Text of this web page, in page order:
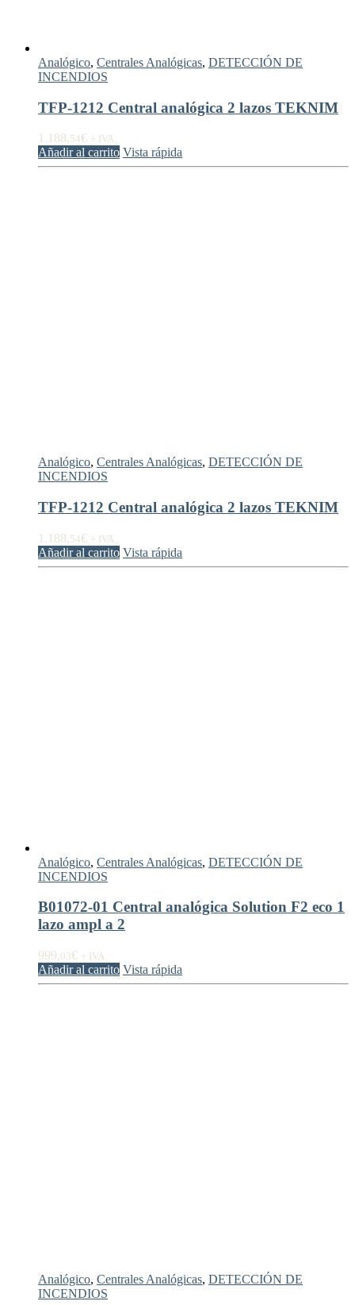
Analógico, Centrales Analógicas, DETECCIÓN DE
INCENDIOS
TFP-1212 Central analógica 2 lazos TEKNIM
1.188,54€ + IVA
Añadir al carrito Vista rápida
Analógico, Centrales Analógicas, DETECCIÓN DE
INCENDIOS
TFP-1212 Central analógica 2 lazos TEKNIM
1.188,54€ + IVA
Añadir al carrito Vista rápida
Analógico, Centrales Analógicas, DETECCIÓN DE
INCENDIOS
B01072-01 Central analógica Solution F2 eco 1
lazo ampl a 2
999,03€ + IVA
Añadir al carrito Vista rápida
Analógico, Centrales Analógicas, DETECCIÓN DE
INCENDIOS